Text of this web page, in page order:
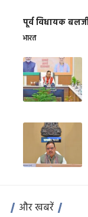
पूर्व विधायक
भारत
और खबरें